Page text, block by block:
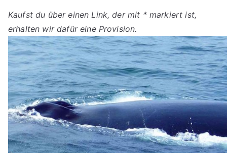
Kaufst du über einen Link, der mit * markiert ist,
erhalten wir dafür eine Provision.